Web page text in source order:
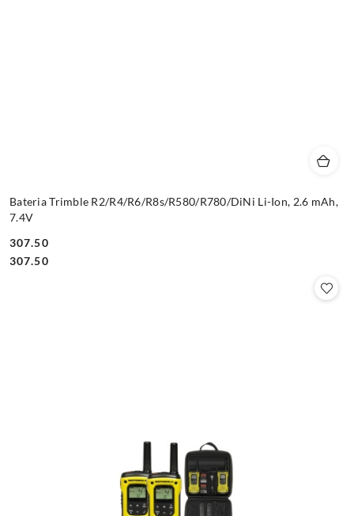
Bateria Trimble R2/R4/R6/R8s/R580/R780/DiNi Li-Ion, 2.6 mAh,
7.4V
Cena:
307.50
Cena:
307.50